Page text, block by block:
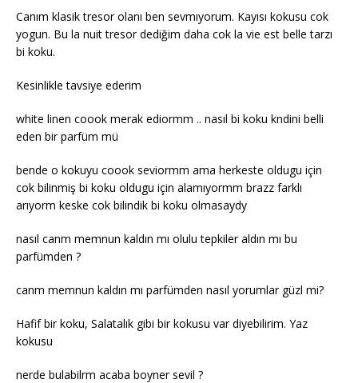
Canım klasik tresor olanı ben sevmıyorum. Kayısı kokusu cok
yogun. Bu la nuit tresor dediğim daha cok la vie est belle tarzı
bi koku.
Kesinlikle tavsiye ederim
white linen coook merak ediormm .. nasıl bi koku kndini belli
eden bir parfüm mü
bende o kokuyu coook seviormm ama herkeste oldugu için
cok bilinmiş bi koku oldugu için alamıyormm brazz farklı
arıyorm keske cok bilindik bi koku olmasaydy
nasıl canm memnun kaldın mı olulu tepkiler aldın mı bu
parfümden ?
canm memnun kaldın mı parfümden nasıl yorumlar güzl mi?
Hafif bir koku, Salatalık gibi bir kokusu var diyebilirim. Yaz
kokusu
nerde bulabilrm acaba boyner sevil ?